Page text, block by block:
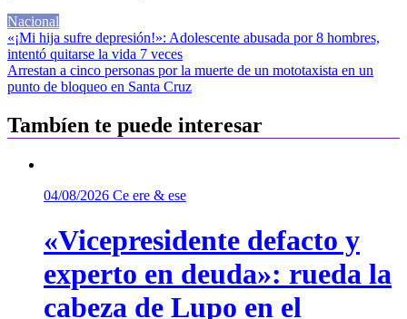
Nacional
Navegación
de
entradas
«¡Mi hija sufre depresión!»: Adolescente abusada por 8 hombres,
intentó quitarse la vida 7 veces
Arrestan a cinco personas por la muerte de un mototaxista en un
punto de bloqueo en Santa Cruz
Tambíen te puede interesar
04/08/2026 Ce ere & ese
«Vicepresidente defacto y
experto en deuda»: rueda la
cabeza de Lupo en el